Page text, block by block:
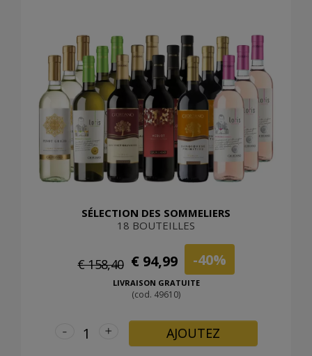
SÉLECTION DES SOMMELIERS
18 BOUTEILLES
€ 158,40 € 94,99 -40%
LIVRAISON GRATUITE
(cod. 49610)
+
- AJOUTEZ